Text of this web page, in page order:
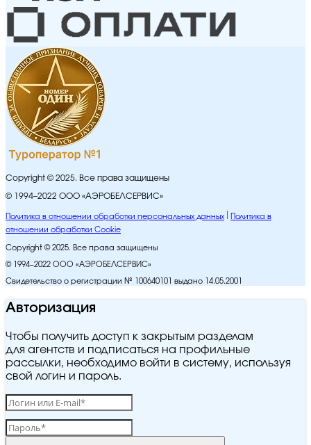
Copyright © 2025. Все права защищены
© 1994–2022 ООО «АЭРОБЕЛСЕРВИС»
Политика в отношении обработки персональных данных
Политика в
отношении обработки Cookie
Copyright © 2025. Все права защищены
© 1994–2022 ООО «АЭРОБЕЛСЕРВИС»
Свидетельство о регистрации № 100640101 выдано 14.05.2001
Авторизация
Чтобы получить доступ к закрытым разделам
для агентств и подписаться на профильные
рассылки, необходимо войти в систему, используя
свой логин и пароль.